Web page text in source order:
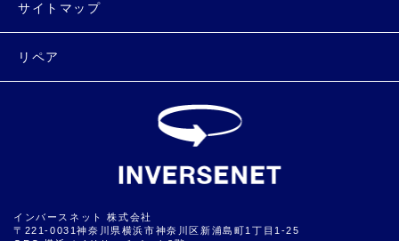
サイトマップ
リペア
インバースネット 株式会社
〒221-0031神奈川県横浜市神奈川区新浦島町1丁目1-25